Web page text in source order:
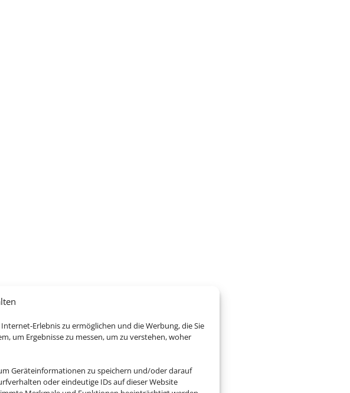
Erlebnis zu ermöglichen und die Werbung, die Sie
um Ergebnisse zu messen, um zu verstehen, woher
Geräteinformationen zu speichern und/oder darauf
oder eindeutige IDs auf dieser Website